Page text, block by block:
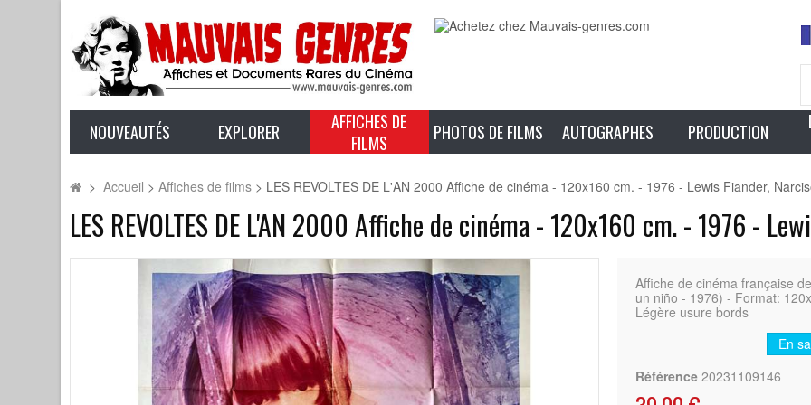
NOUVEAUTÉS EXPLORER
AFFICHES DE
FILMS
PHOTOS DE FILMS AUTOGRAPHES PRODUCTION
> Accueil > Affiches de films > LES REVOLTES DE L'AN 2000 Affiche de cinéma - 120x160 cm. - 1976 - Lewis Fiander,
LES REVOLTES DE L'AN 2000 Affiche de cinéma - 120x160 cm. - 1976 -
Affiche de cinéma française
un niño - 1976) - Format:
Légère usure bords
En
Référence 20231109146